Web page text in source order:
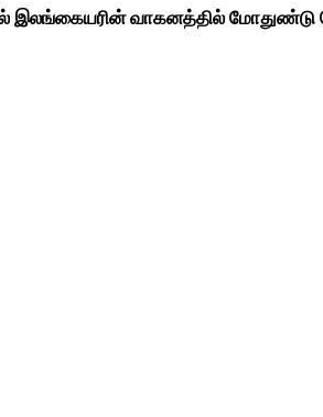
இலங்கையரின் வாகனத்தில் மோதுண்டு